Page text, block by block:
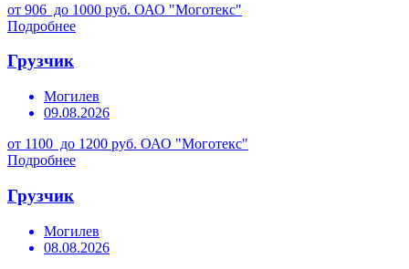
от 906 до 1000 руб. ОАО "Моготекс"
Подробнее
Грузчик
Могилев
09.08.2026
от 1100 до 1200 руб. ОАО "Моготекс"
Подробнее
Грузчик
Могилев
08.08.2026